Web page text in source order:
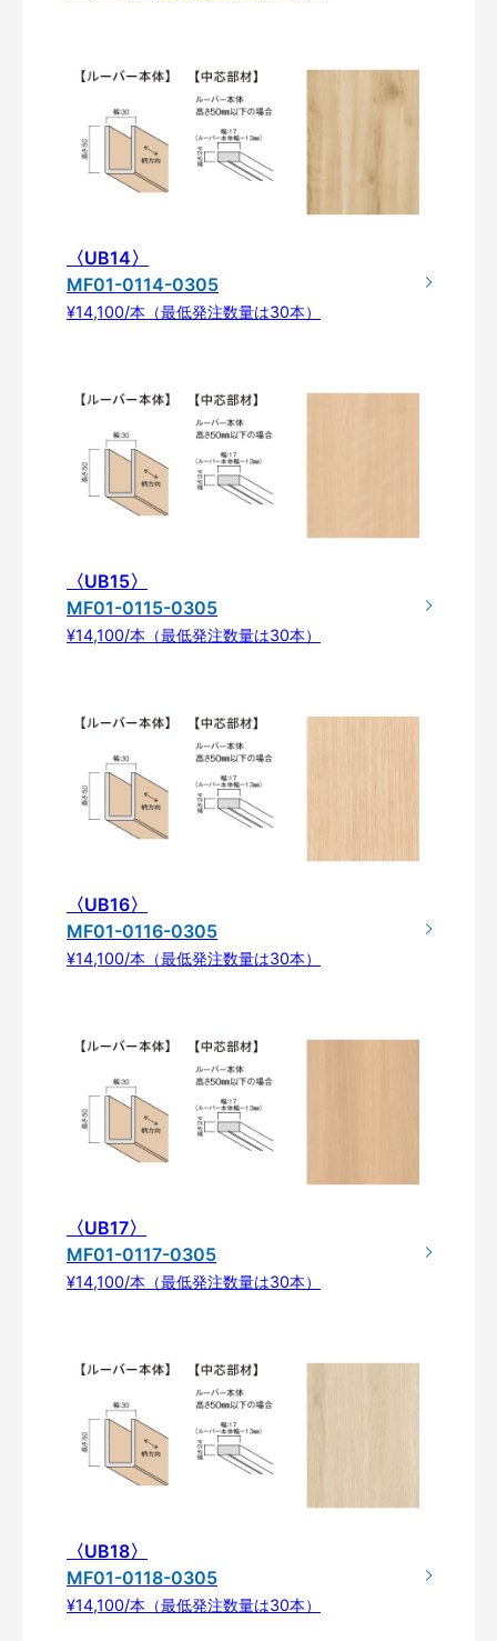
〈UB14〉
MF01-0114-0305
¥14,100/本（最低発注数量は30本）
〈UB15〉
MF01-0115-0305
¥14,100/本（最低発注数量は30本）
〈UB16〉
MF01-0116-0305
¥14,100/本（最低発注数量は30本）
〈UB17〉
MF01-0117-0305
¥14,100/本（最低発注数量は30本）
〈UB18〉
MF01-0118-0305
¥14,100/本（最低発注数量は30本）